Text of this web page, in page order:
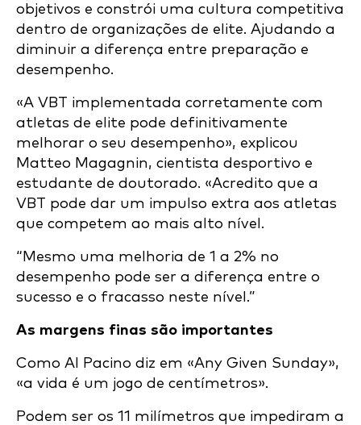
objetivos e constrói uma cultura competitiva
dentro de organizações de elite. Ajudando a
diminuir a diferença entre preparação e
desempenho.
«A VBT implementada corretamente com
atletas de elite pode definitivamente
melhorar o seu desempenho», explicou
Matteo Magagnin, cientista desportivo e
estudante de doutorado. «Acredito que a
VBT pode dar um impulso extra aos atletas
que competem ao mais alto nível.
“Mesmo uma melhoria de 1 a 2% no
desempenho pode ser a diferença entre o
sucesso e o fracasso neste nível.”
As margens finas são importantes
Como Al Pacino diz em «Any Given Sunday»,
«a vida é um jogo de centímetros».
Podem ser os 11 milímetros que impediram a